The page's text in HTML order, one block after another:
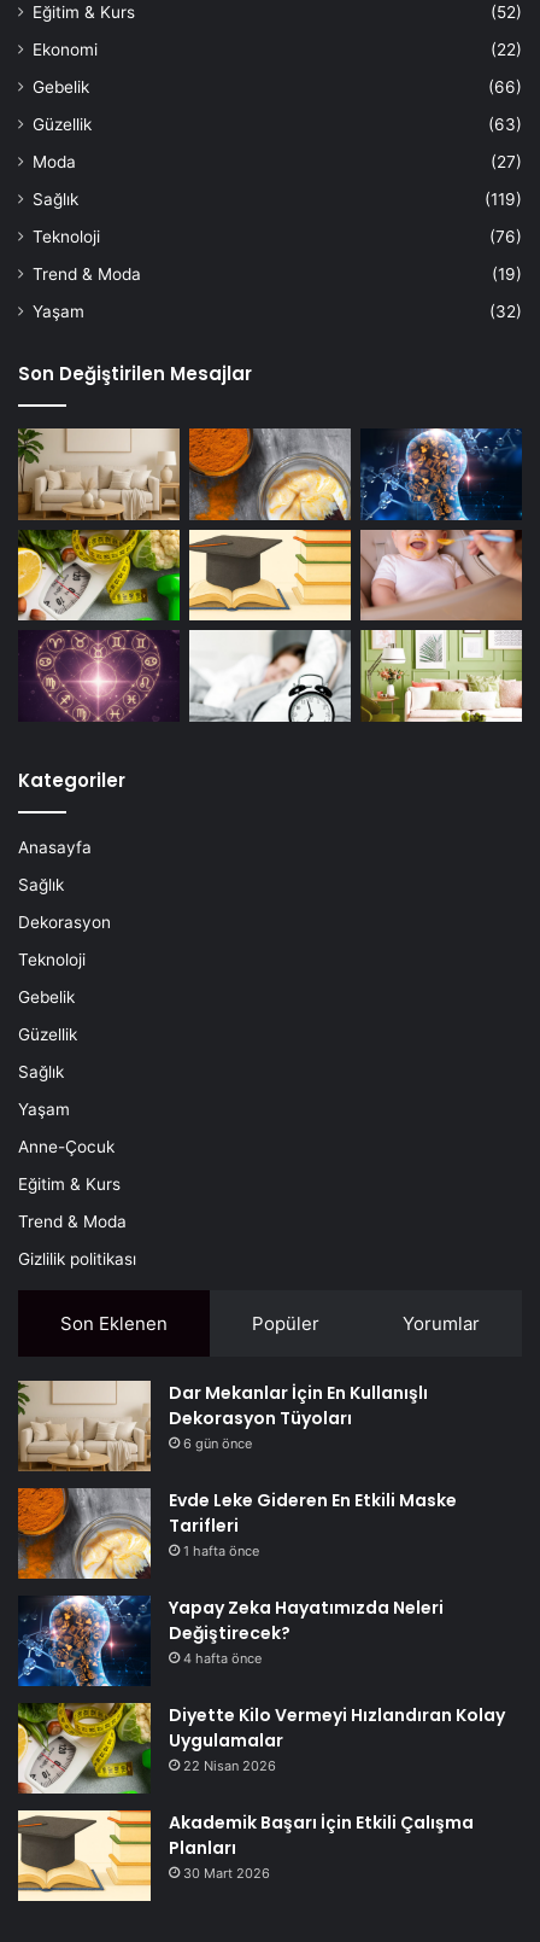
Eğitim & Kurs
(52)
Ekonomi
(22)
Gebelik
(66)
Güzellik
(63)
Moda
(27)
Sağlık
(119)
Teknoloji
(76)
Trend & Moda
(19)
Yaşam
(32)
Son Değiştirilen Mesajlar
Kategoriler
Anasayfa
Sağlık
Dekorasyon
Teknoloji
Gebelik
Güzellik
Sağlık
Yaşam
Anne-Çocuk
Eğitim & Kurs
Trend & Moda
Gizlilik politikası
Son Eklenen Popüler Yorumlar
Dar Mekanlar İçin En Kullanışlı
Dekorasyon Tüyoları
6 gün önce
Evde Leke Gideren En Etkili Maske
Tarifleri
1 hafta önce
Yapay Zeka Hayatımızda Neleri
Değiştirecek?
4 hafta önce
Diyette Kilo Vermeyi Hızlandıran Kolay
Uygulamalar
22 Nisan 2026
Akademik Başarı İçin Etkili Çalışma
Planları
30 Mart 2026